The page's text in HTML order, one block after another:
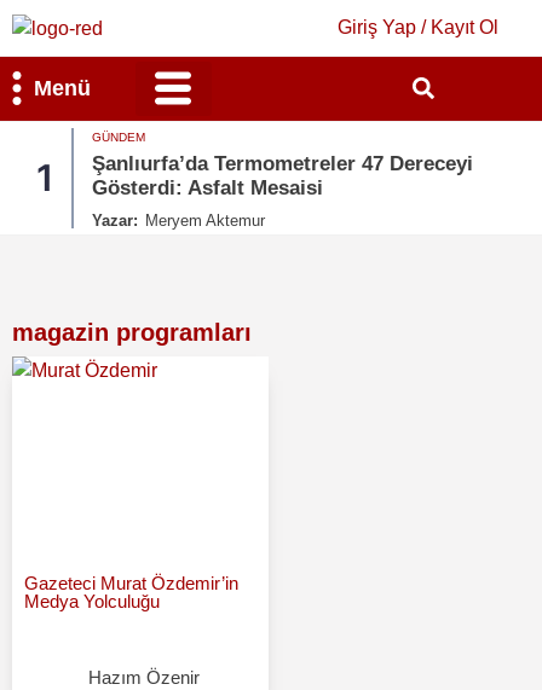
Giriş Yap / Kayıt Ol
Menü
1
GÜNDEM
Şanlıurfa’da Termometreler 47 Dereceyi
Gösterdi: Asfalt Mesaisi
Yazar: Meryem Aktemur
magazin programları
Gazeteci Murat Özdemir’in
Medya Yolculuğu
Hazım Özenir